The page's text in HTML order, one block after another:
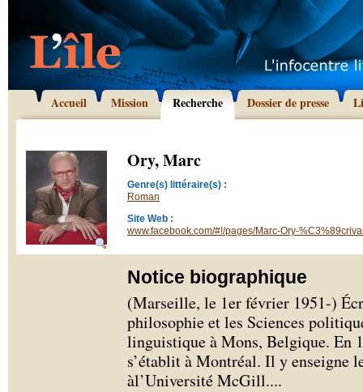
Accueil Mission Recherche Dossier de presse
Ory, Marc
Genre(s) littéraire(s) :
Roman
Site Web :
www.facebook.com/#!/pages/Marc-Ory-
Notice biographique
(Marseille, le 1er février 1951-)
philosophie et les Sciences
linguistique à Mons, Belgique. En
s’établit à Montréal. Il y enseigne
àl’Université McGill....